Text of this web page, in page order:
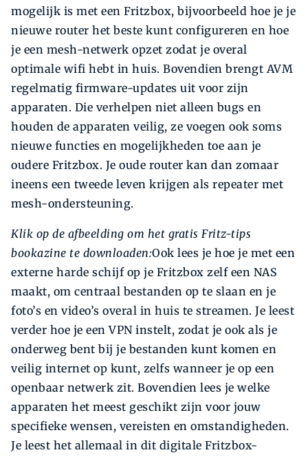
mogelijk is met een Fritzbox, bijvoorbeeld hoe je je
nieuwe router het beste kunt configureren en hoe
je een mesh-netwerk opzet zodat je overal
optimale wifi hebt in huis. Bovendien brengt AVM
regelmatig firmware-updates uit voor zijn
apparaten. Die verhelpen niet alleen bugs en
houden de apparaten veilig, ze voegen ook soms
nieuwe functies en mogelijkheden toe aan je
oudere Fritzbox. Je oude router kan dan zomaar
ineens een tweede leven krijgen als repeater met
mesh-ondersteuning.
Klik op de afbeelding om het gratis Fritz-tips
bookazine te downloaden:Ook lees je hoe je met een
externe harde schijf op je Fritzbox zelf een NAS
maakt, om centraal bestanden op te slaan en je
foto’s en video’s overal in huis te streamen. Je leest
verder hoe je een VPN instelt, zodat je ook als je
onderweg bent bij je bestanden kunt komen en
veilig internet op kunt, zelfs wanneer je op een
openbaar netwerk zit. Bovendien lees je welke
apparaten het meest geschikt zijn voor jouw
specifieke wensen, vereisten en omstandigheden.
Je leest het allemaal in dit digitale Fritzbox-